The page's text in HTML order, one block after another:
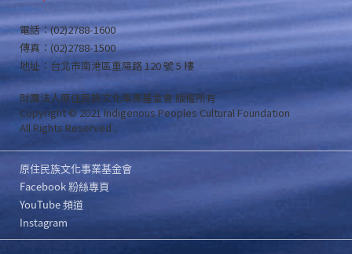
電話：(02)2788-1600
傳真：(02)2788-1500
地址：台北市南港區重陽路 120 號 5 樓
財團法人原住民族文化事業基金會 版權所有
Copyright © 2021 Indigenous Peoples Cultural Foundation
All Rights Reserved .
原住民族文化事業基金會
Facebook 粉絲專頁
YouTube 頻道
Instagram